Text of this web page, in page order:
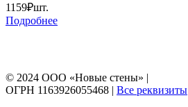
1159₽шт.
Подробнее
© 2024 ООО «Новые стены» |
ОГРН 1163926055468 | Все реквизиты